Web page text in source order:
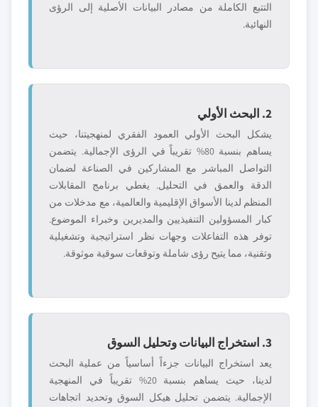
التتبع الكاملة من مصادر البيانات الأصلية إلى الرؤى
النهائية.
2. البحث الأولي
يشكل البحث الأولي العمود الفقري لمنهجيتنا، حيث
يساهم بنسبة 80% تقريباً في الرؤى الإجمالية. يتضمن
التواصل المباشر مع المشاركين في الصناعة لضمان
الدقة والعمق في التحليل. يغطي برنامج المقابلات
المنظم لدينا الأسواق الإقليمية والعالمية، مع مدخلات من
كبار المسؤولين التنفيذيين والمديرين وخبراء الموضوع.
توفر هذه التفاعلات وجهات نظر استراتيجية وتشغيلية
وتقنية، مما يتيح رؤى شاملة وتوقعات سوقية موثوقة.
3. استخراج البيانات وتحليل السوق
يعد استخراج البيانات جزءاً أساسياً من عملية البحث
لدينا، حيث يساهم بنسبة 20% تقريباً في المنهجية
الإجمالية. يتضمن تحليل هيكل السوق وتحديد اتجاهات